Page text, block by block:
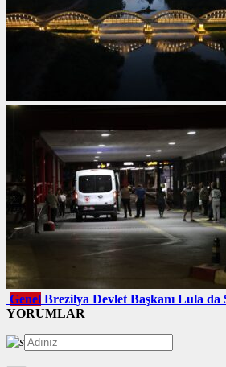
Genel Brezilya Devlet Başkanı Lula da
YORUMLAR